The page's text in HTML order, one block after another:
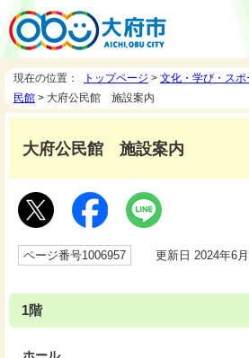
現在の位置： トップページ > 文化・学び・スポ
民館 > 大府公民館 施設案内
大府公民館 施設案内
ページ番号1006957 更新日 2024年6月
1階